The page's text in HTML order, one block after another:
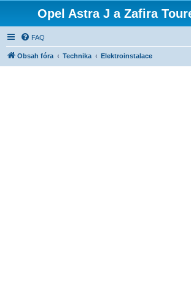
Opel Astra J a Zafira
FAQ
Obsah fóra Technika Elektroinstalace